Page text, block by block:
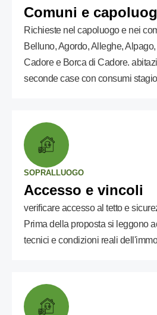
Comuni e
Richieste nel capoluogo e nei
Belluno, Agordo, Alleghe,
Cadore e Borca di Cadore.
seconde case con consumi
SOPRALLUOGO
Accesso e vincoli
verificare accesso al tetto e
Prima della proposta si leggono
tecnici e condizioni reali